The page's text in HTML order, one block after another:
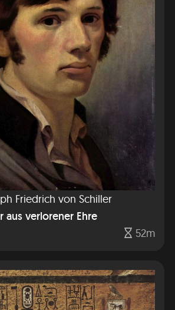
aus verlorener Ehre
Friedrich von Schiller
52m